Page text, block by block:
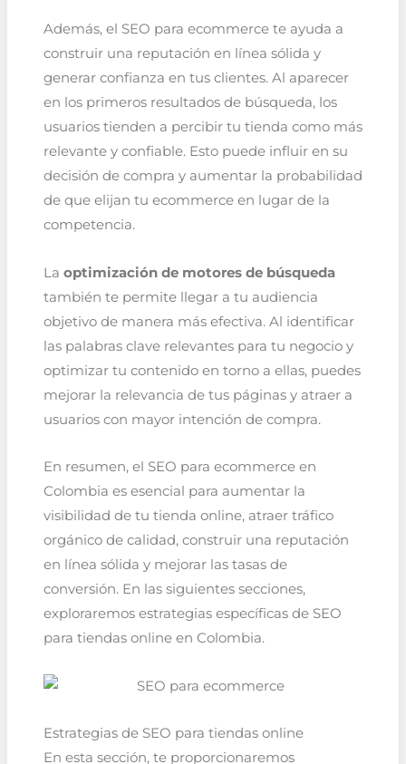
Además, el SEO para ecommerce te ayuda a
construir una reputación en línea sólida y
generar confianza en tus clientes. Al aparecer
en los primeros resultados de búsqueda, los
usuarios tienden a percibir tu tienda como más
relevante y confiable. Esto puede influir en su
decisión de compra y aumentar la probabilidad
de que elijan tu ecommerce en lugar de la
competencia.
La optimización de motores de búsqueda
también te permite llegar a tu audiencia
objetivo de manera más efectiva. Al identificar
las palabras clave relevantes para tu negocio y
optimizar tu contenido en torno a ellas, puedes
mejorar la relevancia de tus páginas y atraer a
usuarios con mayor intención de compra.
En resumen, el SEO para ecommerce en
Colombia es esencial para aumentar la
visibilidad de tu tienda online, atraer tráfico
orgánico de calidad, construir una reputación
en línea sólida y mejorar las tasas de
conversión. En las siguientes secciones,
exploraremos estrategias específicas de SEO
para tiendas online en Colombia.
Estrategias de SEO para tiendas online
En esta sección, te proporcionaremos